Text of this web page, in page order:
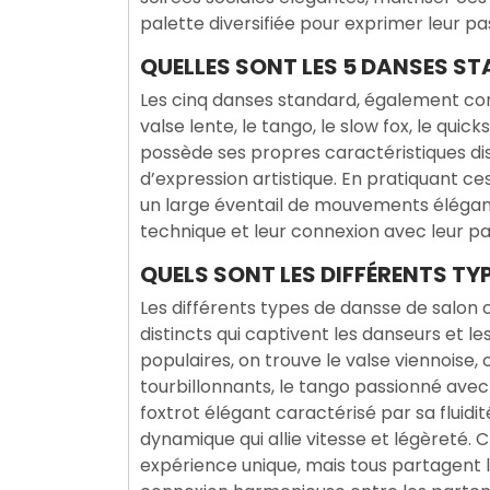
palette diversifiée pour exprimer leur
QUELLES SONT LES 5 DANSES
Les cinq danses standard, également
valse lente, le tango, le slow fox, le
possède ses propres caractéristiques
d’expression artistique. En pratiquant
un large éventail de mouvements
technique et leur connexion avec leur
QUELS SONT LES DIFFÉRENTS
Les différents types de dansse de
distincts qui captivent les danseurs et
populaires, on trouve le valse
tourbillonnants, le tango passionné
foxtrot élégant caractérisé par sa
dynamique qui allie vitesse et légèreté.
expérience unique, mais tous partagent